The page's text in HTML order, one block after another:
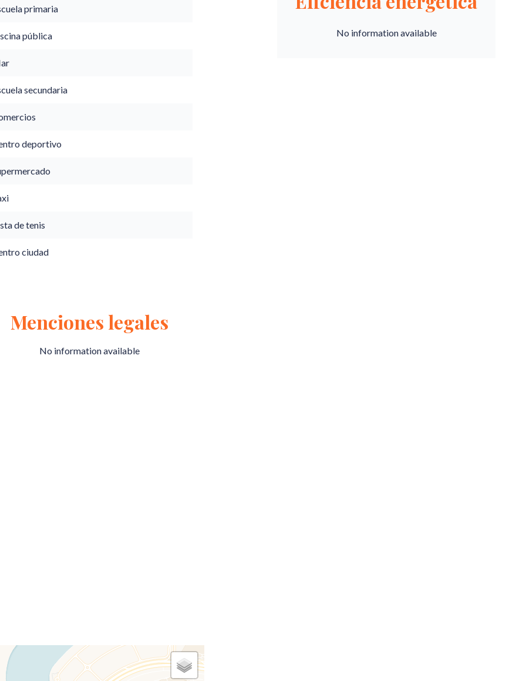
primaria
pública
secundaria
deportivo
de tenis
ciudad
Menciones legales
No information available
No information available